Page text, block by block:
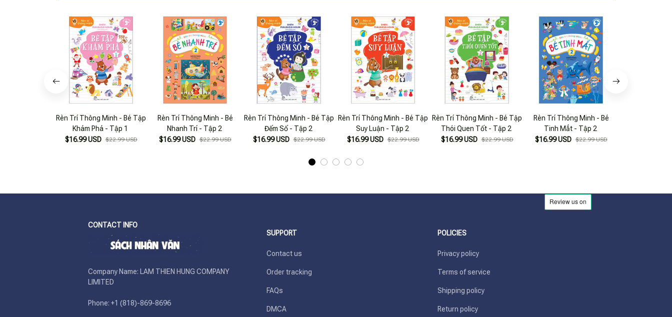
Rèn Trí Thông Minh - Bé Tập
Khám Phá - Tập 1
$16.99 USD $22.99 USD
Rèn Trí Thông Minh - Bé
Nhanh Trí - Tập 2
$16.99 USD $22.99 USD
Rèn Trí Thông Minh - Bé Tập
Đếm Số - Tập 2
$16.99 USD $22.99 USD
Rèn Trí Thông Minh - Bé Tập
Suy Luận - Tập 2
$16.99 USD $22.99 USD
Rèn Trí Thông Minh - Bé Tập
Thói Quen Tốt - Tập 2
$16.99 USD $22.99 USD
Rèn Trí Thông Minh - Bé
Tinh Mắt - Tập 2
$16.99 USD $22.99 USD
CONTACT INFO
Company Name: LAM THIEN HUNG COMPANY
LIMITED
Phone: +1 (818)-869-8696
SUPPORT
Contact us
Order tracking
FAQs
DMCA
POLICIES
Privacy policy
Terms of service
Shipping policy
Return policy